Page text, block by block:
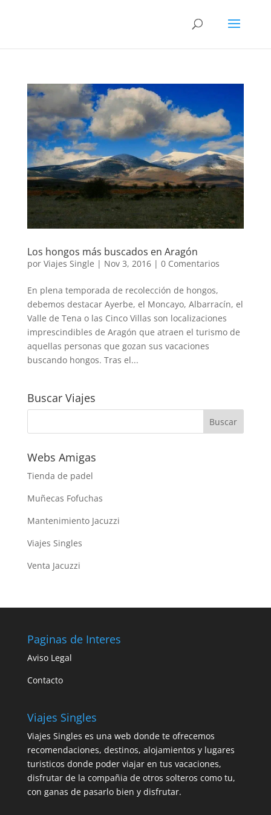
Los hongos más buscados en Aragón
por Viajes Single | Nov 3, 2016| 0 Comentarios
En plena temporada de recolección de hongos,
debemos destacar Ayerbe, el Moncayo, Albarracín, el
Valle de Tena o las Cinco Villas son localizaciones
imprescindibles de Aragón que atraen el turismo de
aquellas personas que gozan sus vacaciones
buscando hongos. Tras el...
Buscar Viajes
Webs Amigas
Tienda de padel
Muñecas Fofuchas
Mantenimiento Jacuzzi
Viajes Singles
Venta Jacuzzi
Paginas de Interes
Aviso Legal
Contacto
Viajes Singles
Viajes Singles es una web donde te ofrecemos
recomendaciones, destinos, alojamientos y lugares
turisticos donde poder viajar en tus vacaciones,
disfrutar de la compañia de otros solteros como tu,
con ganas de pasarlo bien y disfrutar.